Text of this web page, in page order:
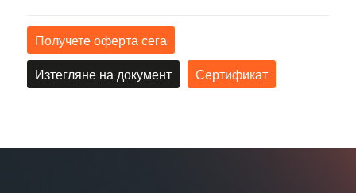
Получете оферта сега
Изтегляне на документ Сертификат